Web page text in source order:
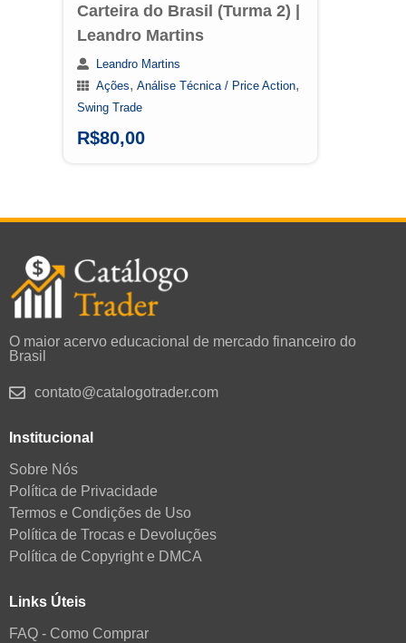
Carteira do Brasil (Turma 2) |
Leandro Martins
Leandro Martins
Ações, Análise Técnica / Price Action,
Swing Trade
R$80,00
O maior acervo educacional de mercado financeiro do
Brasil
contato@catalogotrader.com
Institucional
Sobre Nós
Política de Privacidade
Termos e Condições de Uso
Política de Trocas e Devoluções
Política de Copyright e DMCA
Links Úteis
FAQ - Como Comprar